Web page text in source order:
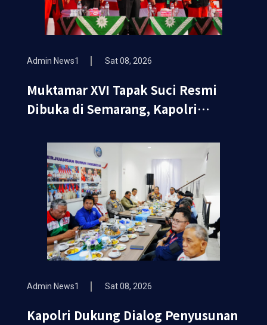
Admin News1 Sat 08, 2026
Muktamar XVI Tapak Suci Resmi
Dibuka di Semarang, Kapolri
Kehormatan
Admin News1 Sat 08, 2026
Kapolri Dukung Dialog Penyusunan